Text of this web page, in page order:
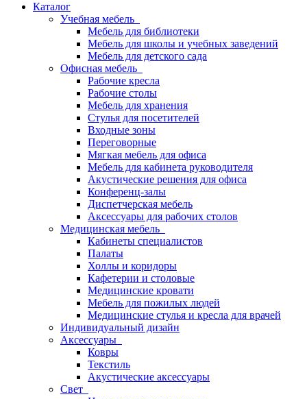
Каталог
Учебная мебель
Мебель для библиотеки
Мебель для школы и учебных заведений
Мебель для детского сада
Офисная мебель
Рабочие кресла
Рабочие столы
Мебель для хранения
Стулья для посетителей
Входные зоны
Переговорные
Мягкая мебель для офиса
Мебель для кабинета руководителя
Акустические решения для офиса
Конференц-залы
Диспетчерская мебель
Аксессуары для рабочих столов
Медицинская мебель
Кабинеты специалистов
Палаты
Холлы и коридоры
Кафетерии и столовые
Медицинские кровати
Мебель для пожилых людей
Медицинские стулья и кресла для врачей
Индивидуальный дизайн
Аксессуары
Ковры
Текстиль
Акустические аксессуары
Свет